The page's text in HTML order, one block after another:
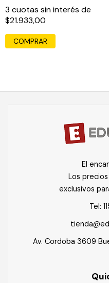
3 cuotas sin interés de
$21.933,00
COMPRAR
El
Los
exclusivos
Tel:
Av. Cordoba 3609